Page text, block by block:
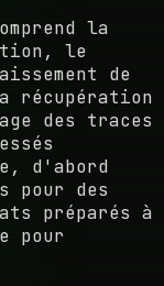
la
le
de
récupération
des traces
d'abord
pour des
préparés à
pour